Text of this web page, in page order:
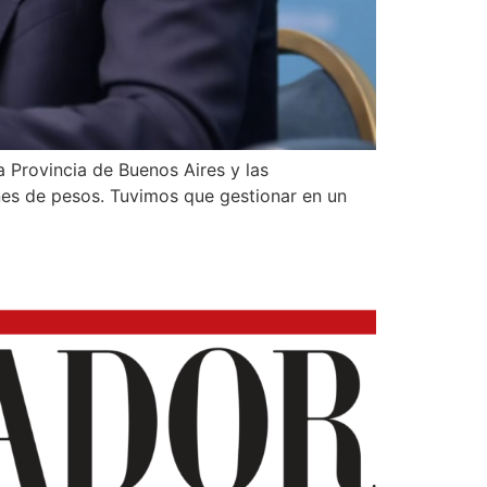
de Buenos Aires y las
de pesos. Tuvimos que gestionar en un